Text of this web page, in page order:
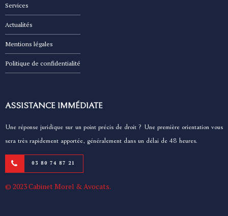
Services
Actualités
Mentions légales
Politique de confidentialité
ASSISTANCE IMMÉDIATE
Une réponse juridique sur un point précis de droit ? Une première orientation vous
sera très rapidement apportée, généralement dans un délai de 48 heures.
03 80 74 87 21
© 2023 Cabinet Morel & Avocats.